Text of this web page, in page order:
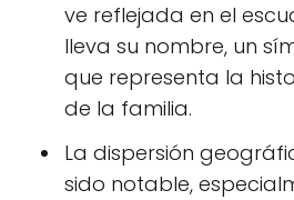
ve reflejada en el
lleva su nombre, un
que representa la
de la familia.
La dispersión
sido notable,